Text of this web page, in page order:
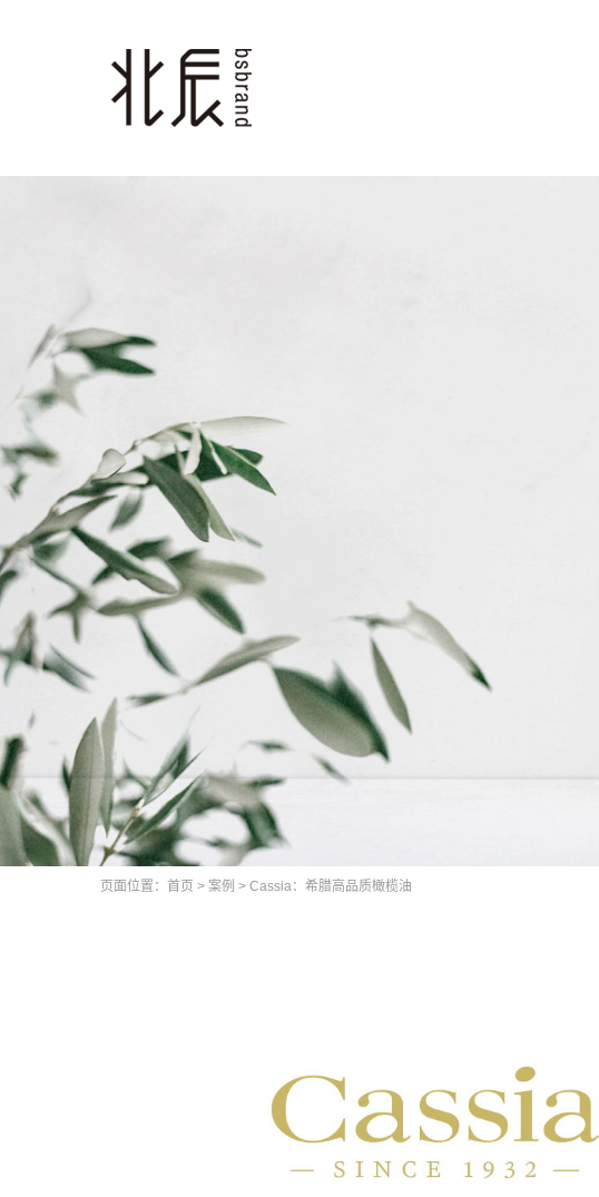
页面位置： 首页 > 案例 > Cassia：希腊高品质橄榄油